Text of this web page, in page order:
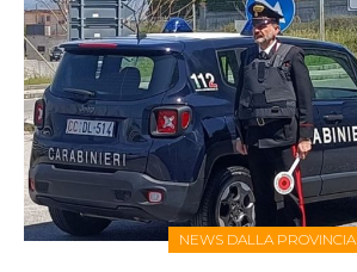
NEWS DALLA PROVINCIA